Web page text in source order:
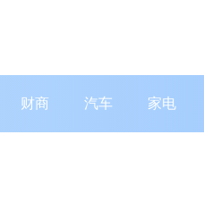
财商 汽车 家电